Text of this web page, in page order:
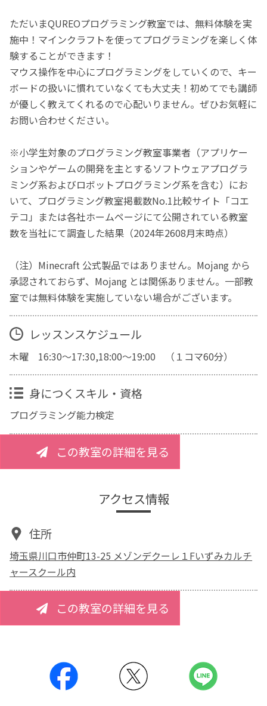
ただいまQUREOプログラミング教室では、無料体験を実
施中！マインクラフトを使ってプログラミングを楽しく体
験することができます！
マウス操作を中心にプログラミングをしていくので、キー
ボードの扱いに慣れていなくても大丈夫！初めてでも講師
が優しく教えてくれるので心配いりません。ぜひお気軽に
お問い合わせください。
※小学生対象のプログラミング教室事業者（アプリケー
ションやゲームの開発を主とするソフトウェアプログラ
ミング系およびロボットプログラミング系を含む）にお
いて、プログラミング教室掲載数No.1比較サイト「コエ
テコ」または各社ホームページにて公開されている教室
数を当社にて調査した結果（2024年2608月末時点）
（注）Minecraft 公式製品ではありません。Mojang から
承認されておらず、Mojang とは関係ありません。一部教
室では無料体験を実施していない場合がございます。
レッスンスケジュール
木曜 16:30～17:30,18:00～19:00 （１コマ60分）
身につくスキル・資格
プログラミング能力検定
この教室の詳細を見る
アクセス情報
住所
埼玉県川口市仲町13-25 メゾンデクーレ１Fいずみカルチ
ャースクール内
この教室の詳細を見る